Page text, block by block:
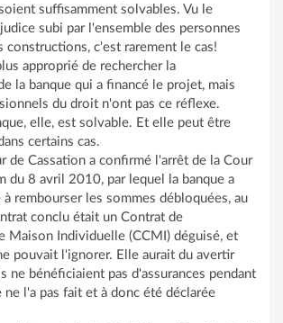
suffisamment solvables. Vu le
subi par l'ensemble des personnes
constructions, c'est rarement le cas!
approprié de rechercher la
la banque qui a financé le projet, mais
du droit n'ont pas ce réflexe.
elle, est solvable. Et elle peut être
certains cas.
de Cassation a confirmé l'arrêt de la Cour
du 8 avril 2010, par lequel la banque a
à rembourser les sommes débloquées, au
conclu était un Contrat de
Maison Individuelle (CCMI) déguisé, et
pouvait l'ignorer. Elle aurait du avertir
ne bénéficiaient pas d'assurances pendant
ne l'a pas fait et à donc été déclarée